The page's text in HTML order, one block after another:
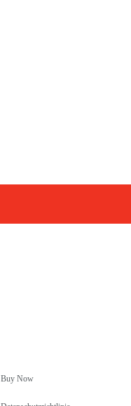
Buy Now